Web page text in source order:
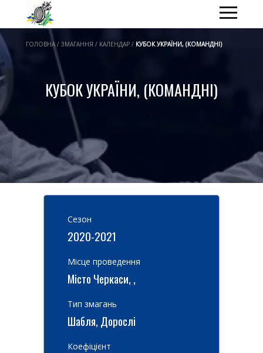
ГОЛОВНА / ЗМАГАННЯ / КАЛЕНДАР / КУБОК УКРАЇНИ, (КОМАНДНІ)
КУБОК УКРАЇНИ, (КОМАНДНІ)
Cезон
2020-2021
Місце проведення
Місто Черкаси, ,
Тип змагань
Шабля, Дорослі
Коефіцієнт